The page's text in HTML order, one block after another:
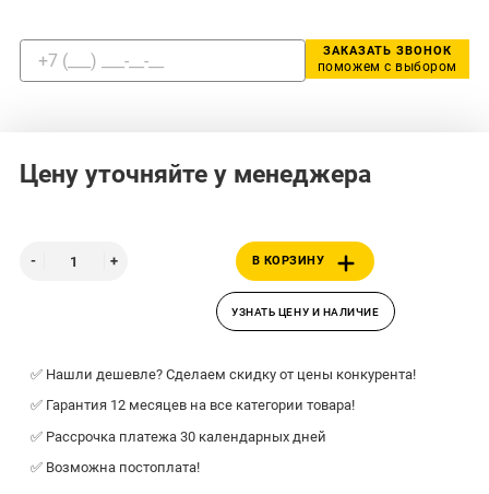
ЗАКАЗАТЬ ЗВОНОК
поможем с выбором
Цену уточняйте у менеджера
В КОРЗИНУ
УЗНАТЬ ЦЕНУ И НАЛИЧИЕ
✅ Нашли дешевле? Сделаем скидку от цены конкурента!
✅ Гарантия 12 месяцев на все категории товара!
✅ Рассрочка платежа 30 календарных дней
✅ Возможна постоплата!